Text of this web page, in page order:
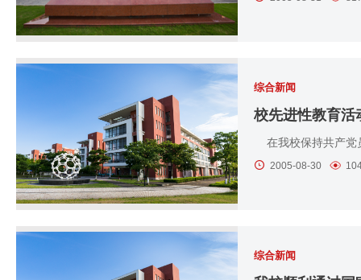
综合新闻
校先进性教育活
在我校保持共产党
2005-08-30
综合新闻